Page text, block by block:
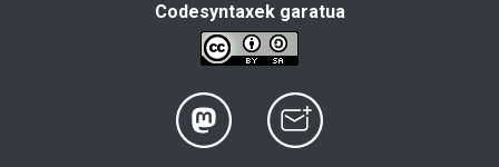
Codesyntaxek garatua